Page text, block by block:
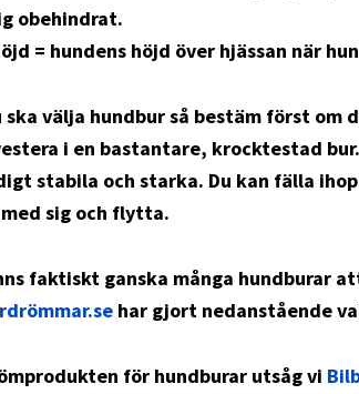
obehindrat.
= hundens höjd över hjässan när
ska välja hundbur så bestäm först om
i en bastantare, krocktestad
stabila och starka. Du kan fälla
sig och flytta.
faktiskt ganska många hundburar
har gjort nedanstående
för hundburar utsåg vi